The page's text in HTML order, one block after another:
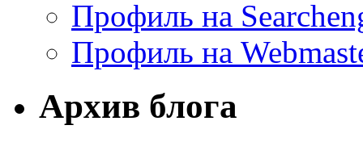
Профиль на
Профиль на
Архив блога